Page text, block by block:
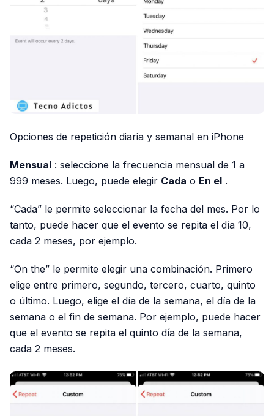
Opciones de repetición diaria y semanal en iPhone
Mensual : seleccione la frecuencia mensual de 1 a
999 meses. Luego, puede elegir Cada o En el .
“Cada” le permite seleccionar la fecha del mes. Por lo
tanto, puede hacer que el evento se repita el día 10,
cada 2 meses, por ejemplo.
“On the” le permite elegir una combinación. Primero
elige entre primero, segundo, tercero, cuarto, quinto
o último. Luego, elige el día de la semana, el día de la
semana o el fin de semana. Por ejemplo, puede hacer
que el evento se repita el quinto día de la semana,
cada 2 meses.